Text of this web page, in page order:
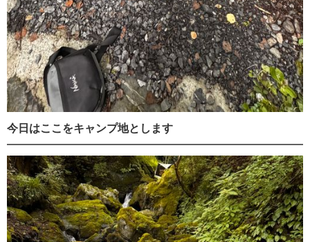
今日はここをキャンプ地とします